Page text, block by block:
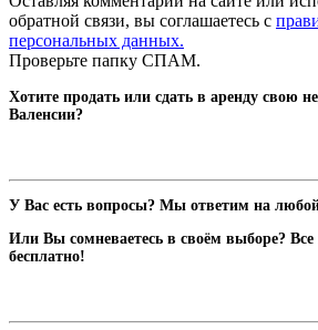
обратной связи, вы соглашаетесь с
персональных данных.
Проверьте папку СПАМ.
Хотите продать или сдать в аренду свою
Валенсии?
У Вас есть вопросы? Мы ответим на
Или Вы сомневаетесь в своём выборе? Все
бесплатно!